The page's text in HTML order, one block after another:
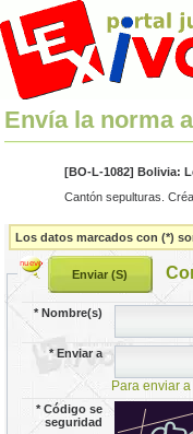
Envía la norma
[BO-L-1082] Bolivia:
Cantón sepulturas.
Los datos marcados con (*)
*Nombre(s)
*Enviar a
Para enviar
*Código se
seguridad